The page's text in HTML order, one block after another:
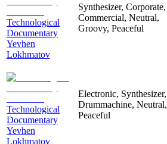
Technological
Documentary
Yevhen
Lokhmatov
Synthesizer, Corporate,
Commercial, Neutral,
Groovy, Peaceful
Technological
Documentary
Yevhen
Lokhmatov
Electronic, Synthesizer,
Drummachine, Neutral,
Peaceful